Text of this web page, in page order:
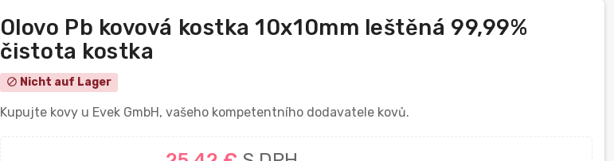
Olovo Pb kovová kostka 10x10mm leštěná 99,99%
čistota kostka
block Nicht auf Lager
Kupujte kovy u Evek GmbH, vašeho kompetentního dodavatele kovů.